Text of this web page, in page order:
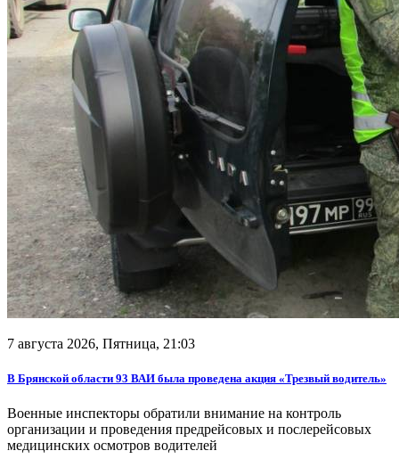
7 августа 2026, Пятница, 21:03
В Брянской области 93 ВАИ была проведена акция «Трезвый водитель»
Военные инспекторы обратили внимание на контроль
организации и проведения предрейсовых и послерейсовых
медицинских осмотров водителей